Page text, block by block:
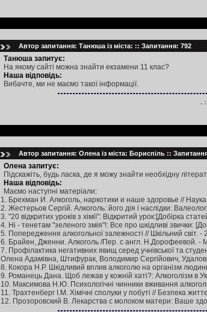
Автор запитання: Танюша із міста: :: Запитання: 792
Танюша запитує:
На якому сайті можна знайти екзамени 11 клас?
Наша відповідь:
Вибачте, ми не маємо такої інформації.
.:
Автор запитання: Олена із міста: Бориспіль ::
Олена запитує:
Підскажіть, будь ласка, де я можу знайти необхідну
Наша відповідь:
Маємо наступні матеріали:
1. Брехман И. Алкоголь, наркотики и наше здоровье //
2. Жестерьов Сергій. Алкоголь: його дія і наслідки:
3. "20 відкритих уроків з хімії": Відкритий урок:[Добірка
4. Ні - тенетам "зеленого змія"!: Все про шкідливі звички:
5. Попередження алкогольної залежності // Шкільний світ.
6. Брайен, Дженни. Алкоголь /Пер. с англ. Н.Дорофеевой. -
7. Профілактика негативних явищ серед учнівської та
Олена Адамівна, Штифурак, Володимир Сергійович,
8. Кокора Н.Р. Шкідливий вплив алкоголю на організм
9. Романець Дана. Щоб лежав у кожній хаті?: Алкоголізм в
10. Максимова Н.Ю. Психологічні чинники вживання
11. Трахтенберг І.М. Хімічні сполуки у побуті // Безпека
12. Прозоровский В. Лекарства с молоком матери: Ваше